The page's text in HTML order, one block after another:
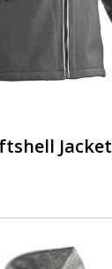
Jacket